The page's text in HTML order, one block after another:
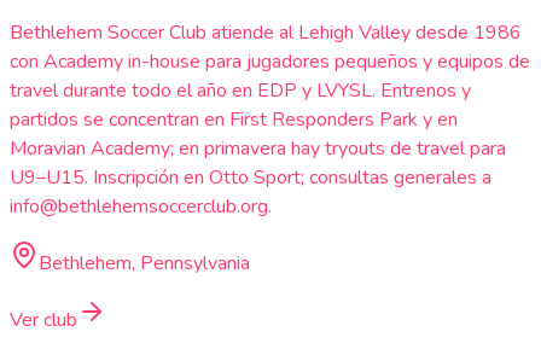
Bethlehem Soccer Club atiende al Lehigh Valley desde 1986
con Academy in-house para jugadores pequeños y equipos de
travel durante todo el año en EDP y LVYSL. Entrenos y
partidos se concentran en First Responders Park y en
Moravian Academy; en primavera hay tryouts de travel para
U9–U15. Inscripción en Otto Sport; consultas generales a
info@bethlehemsoccerclub.org.
Bethlehem, Pennsylvania
Ver club